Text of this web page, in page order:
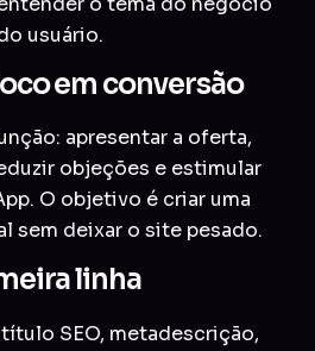
usuário.
em conversão
apresentar a oferta,
objeções e estimular
O objetivo é criar uma
sem deixar o site pesado.
linha
SEO, metadescrição,